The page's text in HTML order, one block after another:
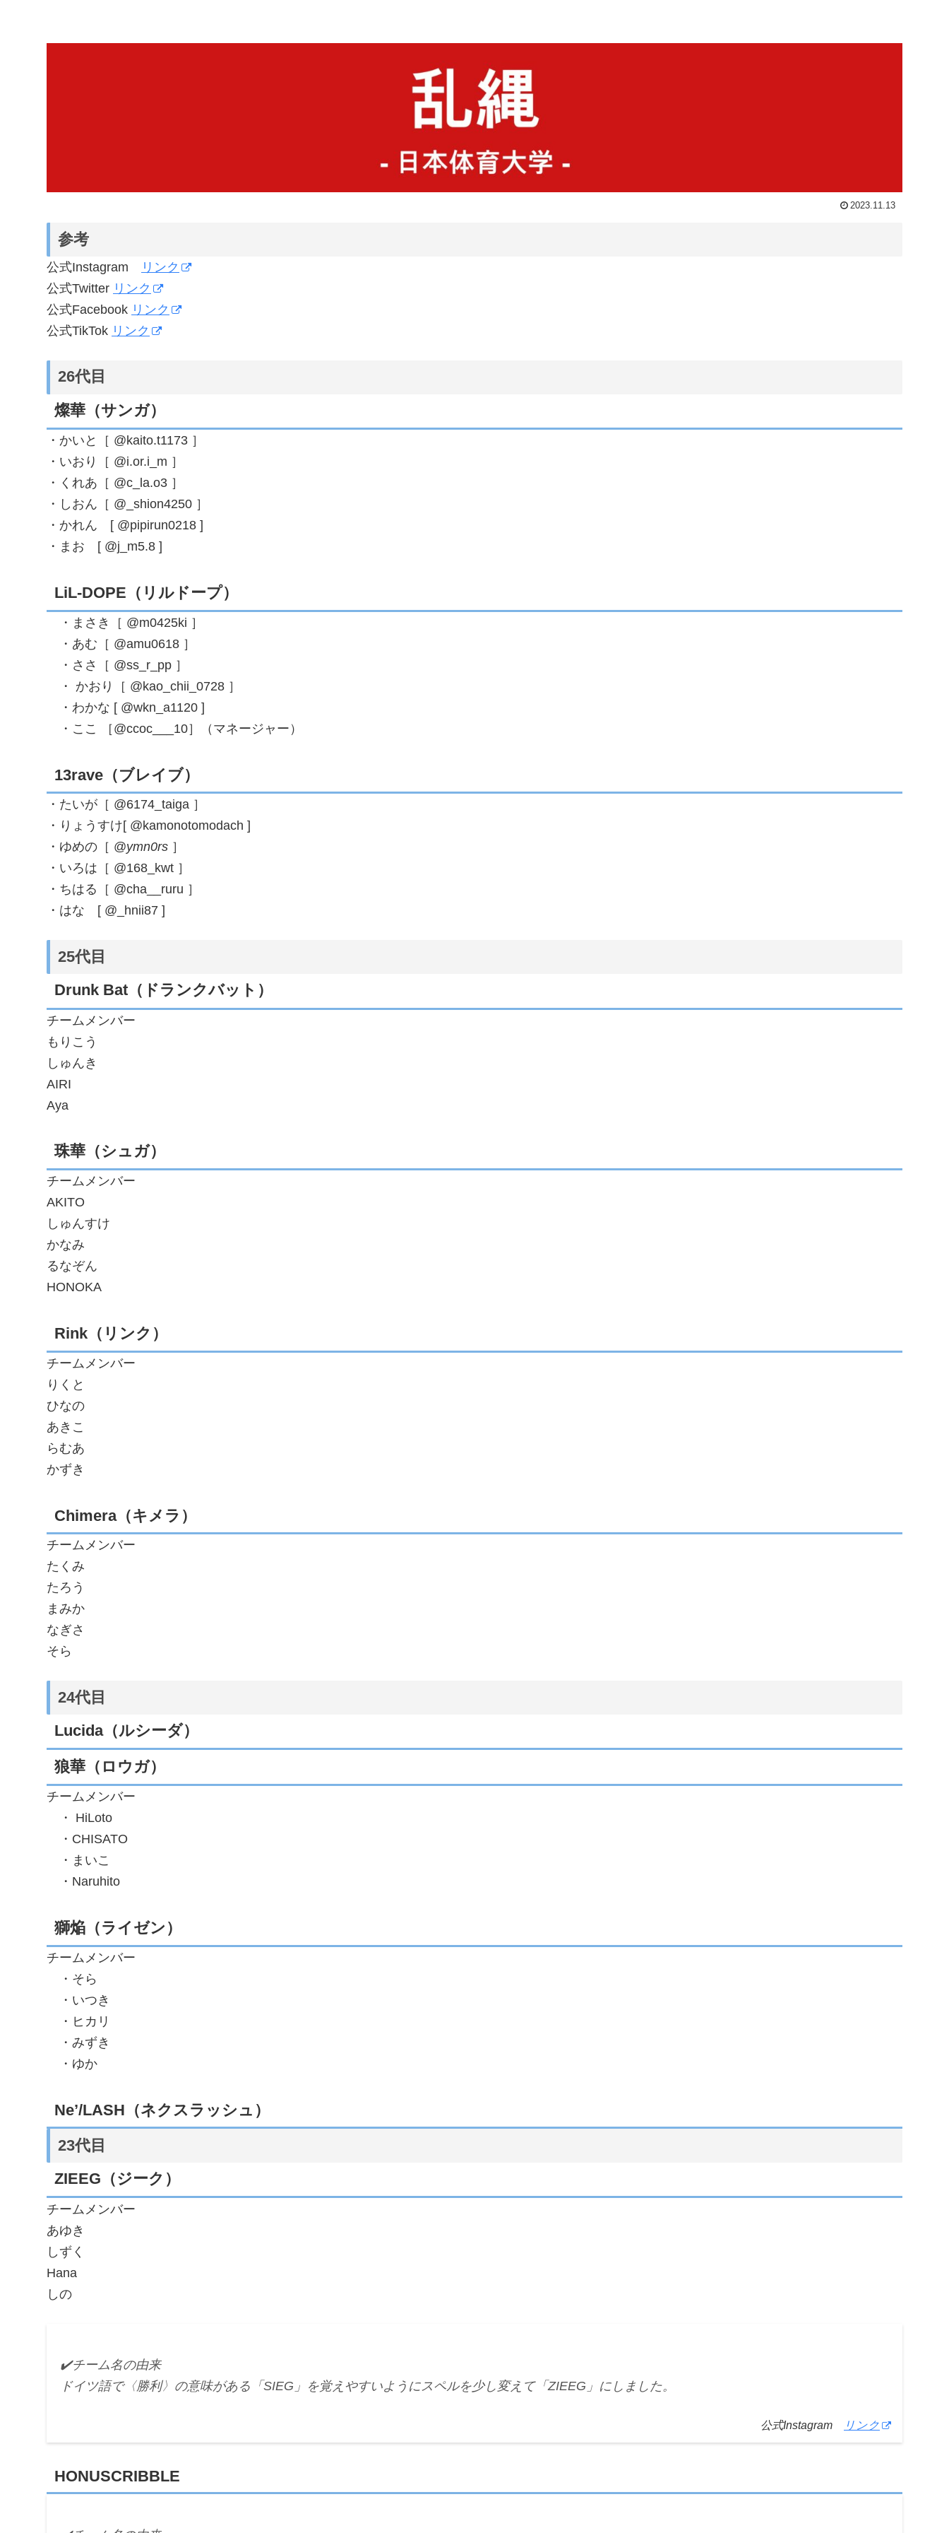
2023.11.13
参考
公式Instagram
リンク
公式Twitter リンク
公式Facebook リンク
公式TikTok リンク
26代目
燦華（サンガ）
・かいと［ @kaito.t1173 ］
・いおり［ @i.or.i_m ］
・くれあ［ @c_la.o3 ］
・しおん［ @_shion4250 ］
・かれん [ @pipirun0218 ]
・まお [ @j_m5.8 ]
LiL-DOPE（リルドープ）
・まさき［ @m0425ki ］
・あむ［ @amu0618 ］
・ささ［ @ss_r_pp ］
・ かおり［ @kao_chii_0728 ］
・わかな [ @wkn_a1120 ]
・ここ ［@ccoc___10］（マネージャー）
13rave（ブレイブ）
・たいが［ @6174_taiga ］
・りょうすけ[ @kamonotomodach ]
・ゆめの［ @ymn0rs ］
・いろは［ @168_kwt ］
・ちはる［ @cha__ruru ］
・はな [ @_hnii87 ]
25代目
Drunk Bat（ドランクバット）
チームメンバー
もりこう
しゅんき
AIRI
Aya
珠華（シュガ）
チームメンバー
AKITO
しゅんすけ
かなみ
るなぞん
HONOKA
Rink（リンク）
チームメンバー
りくと
ひなの
あきこ
らむあ
かずき
Chimera（キメラ）
チームメンバー
たくみ
たろう
まみか
なぎさ
そら
24代目
Lucida（ルシーダ）
狼華（ロウガ）
チームメンバー
・ HiLoto
・CHISATO
・まいこ
・Naruhito
獅焔（ライゼン）
チームメンバー
・そら
・いつき
・ヒカリ
・みずき
・ゆか
Ne’/LASH（ネクスラッシュ）
23代目
ZIEEG（ジーク）
チームメンバー
あゆき
しずく
Hana
しの
✔️チーム名の由来
ドイツ語で〈勝利〉の意味がある「SIEG」を覚えやすいようにスペルを少し変えて「ZIEEG」にしました。
公式Instagram リンク
HONUSCRIBBLE